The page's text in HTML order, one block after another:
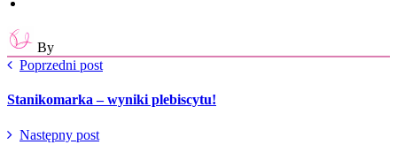
By
Poprzedni post
Stanikomarka – wyniki plebiscytu!
Następny post